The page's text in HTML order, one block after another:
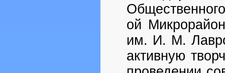
ой
им. И. М.
активную